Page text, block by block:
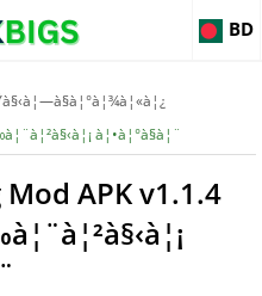
BD
à¦•à¦°à§à¦¨
APK v1.1.4